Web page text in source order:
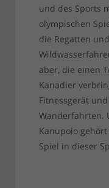
und des Sports
olympischen
die Regatten
aber, die einen
Kanadier
Fitnessgerät
Wanderfahrten.
Kanupolo
Spiel in dieser